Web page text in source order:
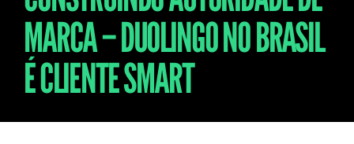
MARCA – DUOLINGO NO BRASIL
É CLIENTE SMART